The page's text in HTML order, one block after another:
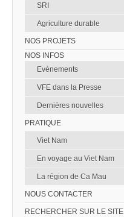
SRI
Agriculture durable
NOS PROJETS
NOS INFOS
Evènements
VFE dans la Presse
Dernières nouvelles
PRATIQUE
Viet Nam
En voyage au Viet Nam
La région de Ca Mau
NOUS CONTACTER
RECHERCHER SUR LE SITE